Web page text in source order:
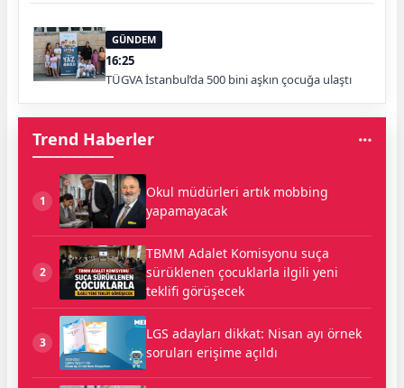
GÜNDEM
16:25
TÜGVA İstanbul’da 500 bini aşkın çocuğa ulaştı
Trend Haberler
1
Okul müdürleri artık mobbing
yapamayacak
2
TBMM Adalet Komisyonu suça
sürüklenen çocuklarla ilgili yeni
teklifi görüşecek
3
LGS adayları dikkat: Nisan ayı örnek
soruları erişime açıldı